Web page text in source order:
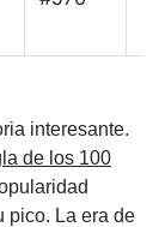
interesante.
de los 100
pico. La era de